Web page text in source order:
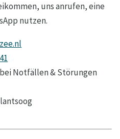
uns anrufen, eine
nutzen.
Notfällen & Störungen